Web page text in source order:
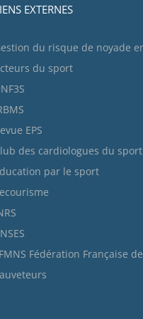
EXTERNES
du risque de noyade
du sport
EPS
des cardiologues du sport
par le sport
Fédération Française